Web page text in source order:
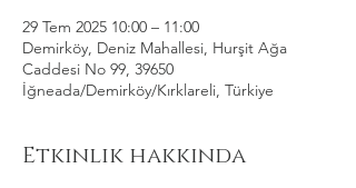
29 Tem 2025 10:00 – 11:00
Demirköy, Deniz Mahallesi, Hurşit Ağa
Caddesi No 99, 39650
İğneada/Demirköy/Kırklareli, Türkiye
Etkinlik hakkında